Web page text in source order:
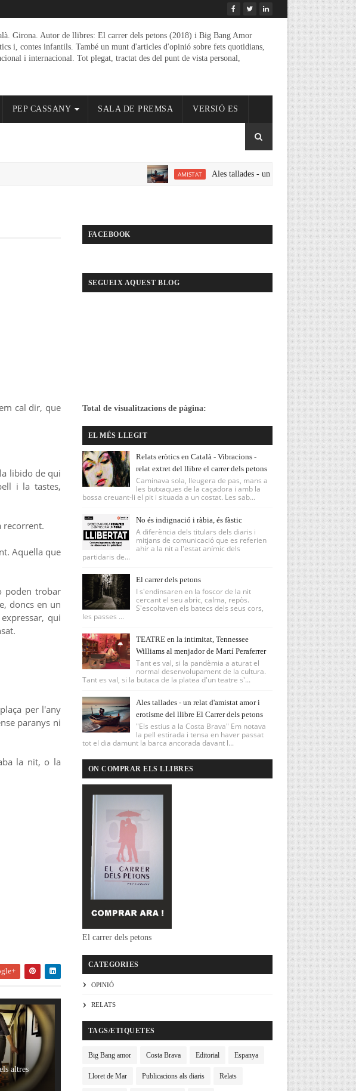
Girona. Autor de llibres: El carrer dels petons (2018) i Big Bang Amor
i, contes infantils. També un munt d'articles d'opinió sobre fets quotidians,
i internacional. Tot plegat, tractat des del punt de vista personal,
PEP CASSANY SALA DE PREMSA VERSIÓ ES
AMISTAT Ales tallades - un relat d'amistat amor i
cal dir, que
libido de qui
i la tastes,
recorrent.
Aquella que
poden trobar
doncs en un
qui
per l'any
paranys ni
la nit, o la
altres
FACEBOOK
SEGUEIX AQUEST BLOG
Total de visualitzacions de pàgina:
EL MÉS LLEGIT
Relats eròtics en Català - Vibracions -
relat extret del llibre el carrer dels petons
Caminava sola, lleugera de pas, mans a
les butxaques de la caçadora i amb la
bossa creuant-li el pit i situada a un costat. Les sab...
No és indignació i ràbia, és fàstic
A diferència dels titulars dels diaris i
mitjans de comunicació que es referien
ahir a la nit a l'estat anímic dels
partidaris de...
El carrer dels petons
I s'endinsaren en la foscor de la nit
cercant el seu abric, calma, repòs.
S'escoltaven els batecs dels seus cors,
les passes ...
TEATRE en la intimitat, Tennessee
Williams al menjador de Martí Peraferrer
Tant es val, si la pandèmia a aturat el
normal desenvolupament de la cultura.
Tant es val, si la butaca de la platea d'un teatre s'...
Ales tallades - un relat d'amistat amor i
erotisme del llibre El Carrer dels petons
"Els estius a la Costa Brava" Em notava
la pell estirada i tensa en haver passat
tot el dia damunt la barca ancorada davant l...
ON COMPRAR ELS LLIBRES
El carrer dels petons
CATEGORIES
OPINIÓ
RELATS
TAGS/ETIQUETES
Big Bang amor Costa Brava Editorial Espanya
Lloret de Mar Publicacions als diaris Relats